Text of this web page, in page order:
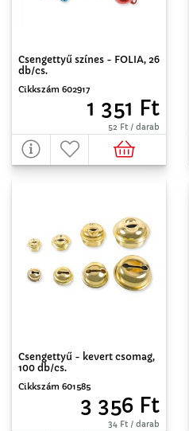
Csengettyű színes - FOLIA, 26
db/cs.
Cikkszám 602917
1 351 Ft
52 Ft / darab
Csengettyű - kevert csomag,
100 db/cs.
Cikkszám 601585
3 356 Ft
34 Ft / darab